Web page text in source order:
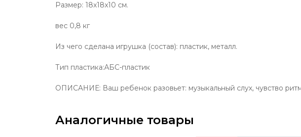
Размер: 18x18x10 см.
вес 0,8 кг
Из чего сделана игрушка (состав): пластик, металл.
Тип пластика:АБС-пластик
ОПИСАНИЕ: Ваш ребенок разовьет: музыкальный слух, чувство
Аналогичные товары